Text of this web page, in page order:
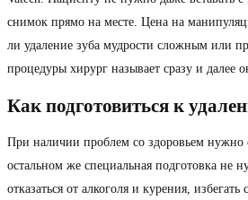
снимок прямо на месте. Цена на
ли удаление зуба мудрости сложным или
процедуры хирург называет сразу и далее
Как подготовиться к
При наличии проблем со здоровьем нужно
остальном же специальная подготовка не
отказаться от алкоголя и курения,